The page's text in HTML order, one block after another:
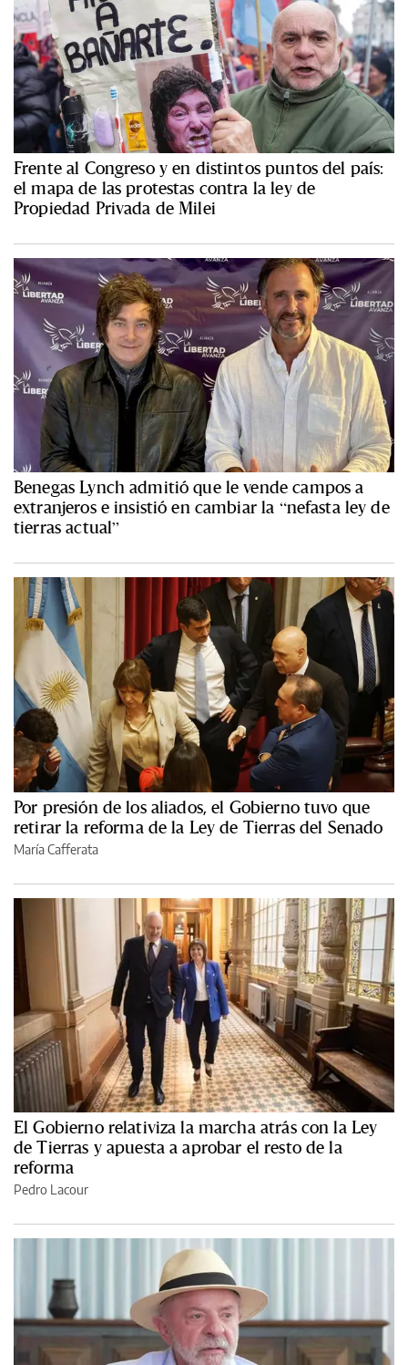
Frente al Congreso y en distintos puntos del país:
el mapa de las protestas contra la ley de
Propiedad Privada de Milei
Benegas Lynch admitió que le vende campos a
extranjeros e insistió en cambiar la “nefasta ley de
tierras actual”
Por presión de los aliados, el Gobierno tuvo que
retirar la reforma de la Ley de Tierras del Senado
María Cafferata
El Gobierno relativiza la marcha atrás con la Ley
de Tierras y apuesta a aprobar el resto de la
reforma
Pedro Lacour